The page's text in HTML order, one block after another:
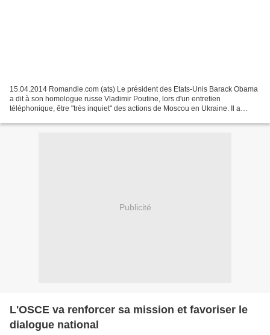
15.04.2014 Romandie.com (ats) Le président des Etats-Unis Barack Obama
a dit à son homologue russe Vladimir Poutine, lors d'un entretien
téléphonique, être "très inquiet" des actions de Moscou en Ukraine. Il a
Publicité
L'OSCE va renforcer sa mission et favoriser le
dialogue national